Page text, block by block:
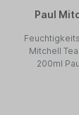
Paul
Mitchell
200ml